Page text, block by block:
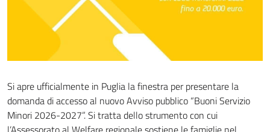
Si apre ufficialmente in Puglia la finestra per presentare la
domanda di accesso al nuovo Avviso pubblico “Buoni Servizio
Minori 2026-2027”. Si tratta dello strumento con cui